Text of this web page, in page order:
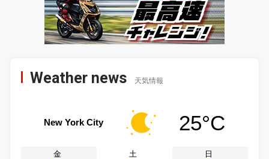
Weather news 天気情報
New York City 25°C
金 土 日